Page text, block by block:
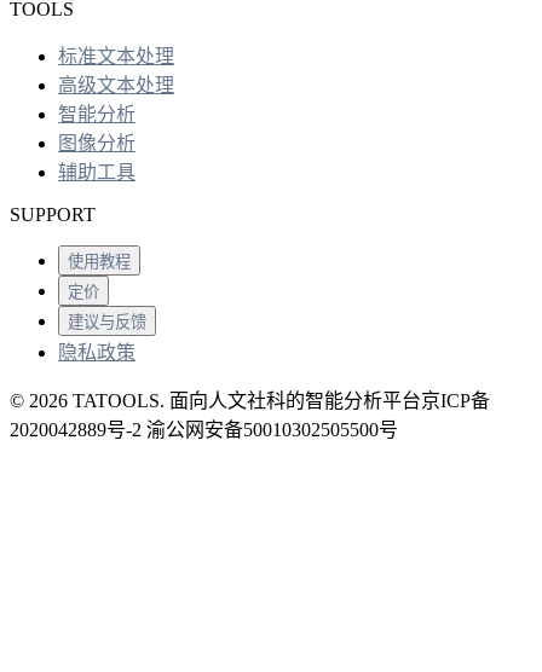
TOOLS
标准文本处理
高级文本处理
智能分析
图像分析
辅助工具
SUPPORT
使用教程
定价
建议与反馈
隐私政策
© 2026 TATOOLS. 面向人文社科的智能分析平台京ICP备
2020042889号-2 渝公网安备50010302505500号